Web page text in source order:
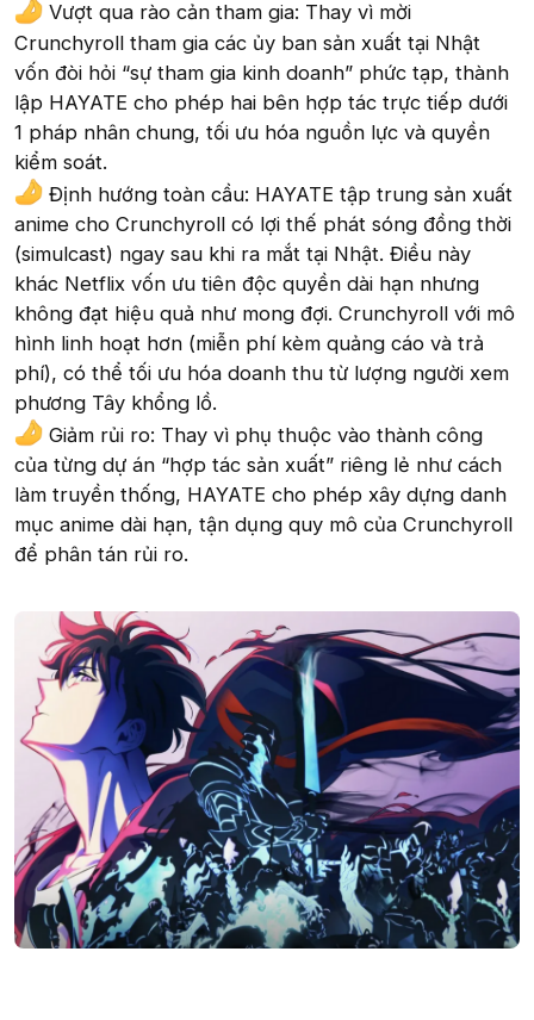
Vượt qua rào cản tham gia: Thay vì mời
Crunchyroll tham gia các ủy ban sản xuất tại Nhật
vốn đòi hỏi “sự tham gia kinh doanh” phức tạp, thành
lập HAYATE cho phép hai bên hợp tác trực tiếp dưới
1 pháp nhân chung, tối ưu hóa nguồn lực và quyền
kiểm soát.
Định hướng toàn cầu: HAYATE tập trung sản xuất
anime cho Crunchyroll có lợi thế phát sóng đồng thời
(simulcast) ngay sau khi ra mắt tại Nhật. Điều này
khác Netflix vốn ưu tiên độc quyền dài hạn nhưng
không đạt hiệu quả như mong đợi. Crunchyroll với mô
hình linh hoạt hơn (miễn phí kèm quảng cáo và trả
phí), có thể tối ưu hóa doanh thu từ lượng người xem
phương Tây khổng lồ.
Giảm rủi ro: Thay vì phụ thuộc vào thành công
của từng dự án “hợp tác sản xuất” riêng lẻ như cách
làm truyền thống, HAYATE cho phép xây dựng danh
mục anime dài hạn, tận dụng quy mô của Crunchyroll
để phân tán rủi ro.